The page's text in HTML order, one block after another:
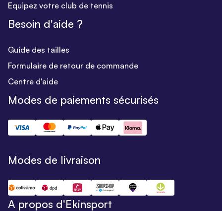
Equipez votre club de tennis
Besoin d'aide ?
Guide des tailles
Formulaire de retour de commande
Centre d'aide
Modes de paiements sécurisés
Modes de livraison
A propos d'Ekinsport